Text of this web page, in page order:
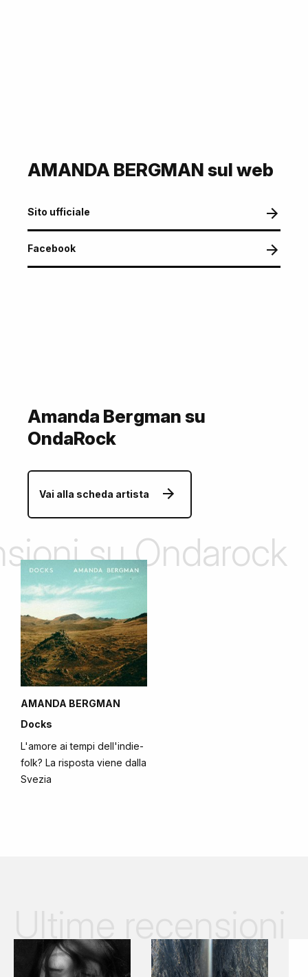
AMANDA BERGMAN sul web
Sito ufficiale
Facebook
Amanda Bergman su
OndaRock
Vai alla scheda artista
su Ondarock
AMANDA BERGMAN
Docks
L'amore ai tempi dell'indie-
folk? La risposta viene dalla
Svezia